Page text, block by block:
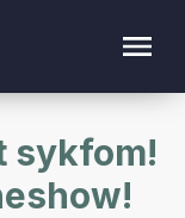
sykfom!